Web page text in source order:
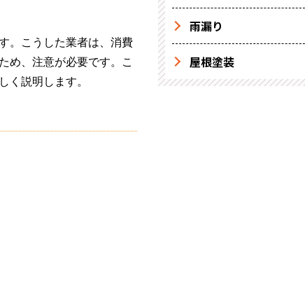
。こうした業者は、消費
め、注意が必要です。こ
く説明します。
雨漏り
屋根塗装